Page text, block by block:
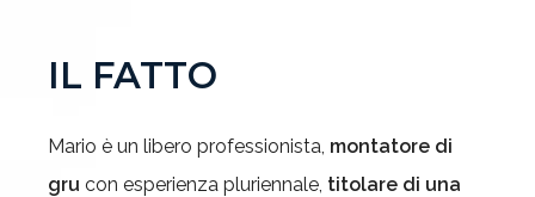
IL FATTO
Mario è un libero professionista, montatore di
gru con esperienza pluriennale, titolare di una